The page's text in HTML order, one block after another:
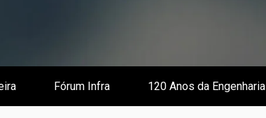
Fórum Infra 120 Anos da Engenharia